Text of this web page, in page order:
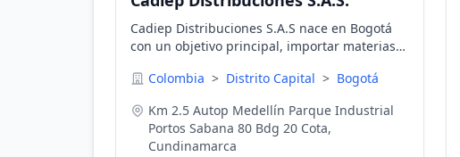
Cadiep Distribuciones S.A.S nace en Bogotá
con un objetivo principal, importar materias
del campo farmacéutico; alimentos,
Colombia > Distrito Capital > Bogotá
Km 2.5 Autop Medellín Parque Industrial
Portos Sabana 80 Bdg 20 Cota,
Cundinamarca